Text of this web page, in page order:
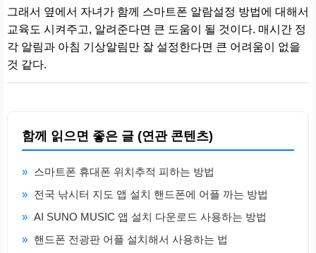
그래서 옆에서 자녀가 함께 스마트폰 알람설정 방법에 대해서
교육도 시켜주고, 알려준다면 큰 도움이 될 것이다. 매시간 정
각 알림과 아침 기상알림만 잘 설정한다면 큰 어려움이 없을
것 같다.
함께 읽으면 좋은 글 (연관 콘텐츠)
» 스마트폰 휴대폰 위치추적 피하는 방법
» 전국 낚시터 지도 앱 설치 핸드폰에 어플 까는 방법
» AI SUNO MUSIC 앱 설치 다운로드 사용하는 방법
» 핸드폰 전광판 어플 설치해서 사용하는 법